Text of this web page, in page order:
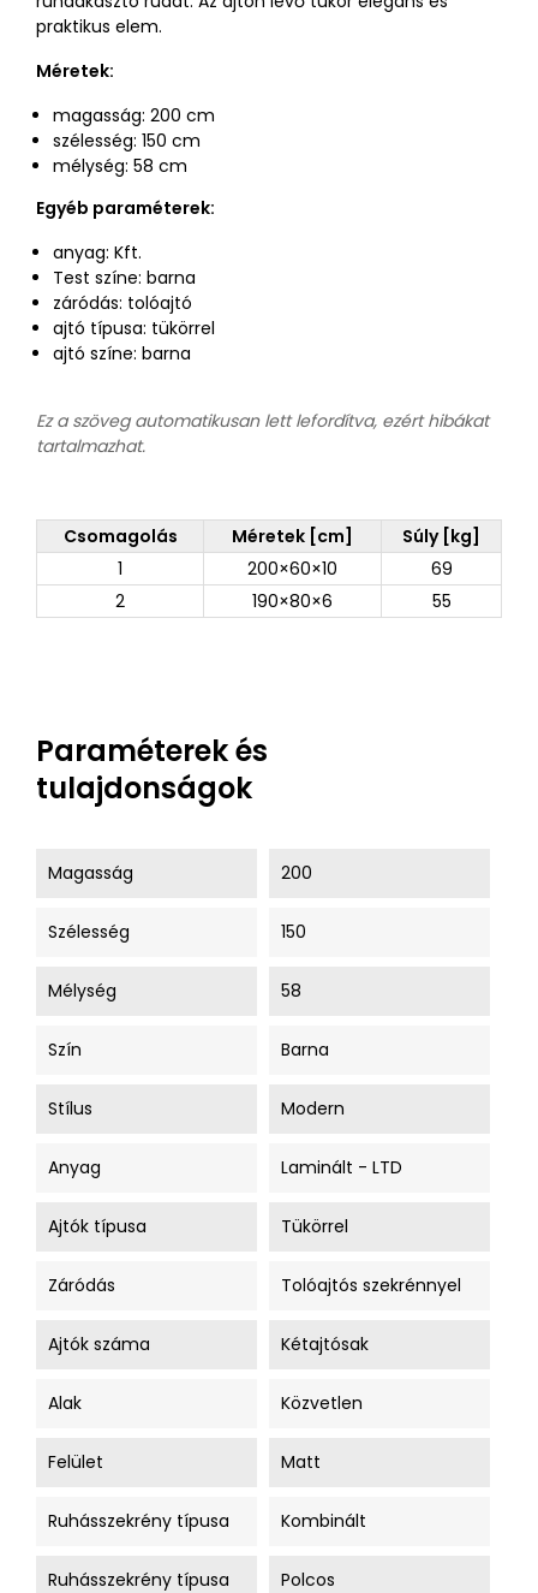
praktikus elem.
Méretek:
magasság: 200 cm
szélesség: 150 cm
mélység: 58 cm
Egyéb paraméterek:
anyag: Kft.
Test színe: barna
záródás: tolóajtó
ajtó típusa: tükörrel
ajtó színe: barna
Ez a szöveg automatikusan lett lefordítva, ezért hibákat
tartalmazhat.
Csomagolás Méretek [cm]
Súly [kg]
1
200×60×10
69
2
190×80×6 55
Paraméterek és
tulajdonságok
Magasság 200
Szélesség 150
Mélység 58
Szín Barna
Stílus Modern
Anyag Laminált - LTD
Ajtók típusa Tükörrel
Záródás Tolóajtós szekrénnyel
Ajtók száma Kétajtósak
Alak Közvetlen
Felület Matt
Ruhásszekrény típusa Kombinált
Ruhásszekrény típusa Polcos